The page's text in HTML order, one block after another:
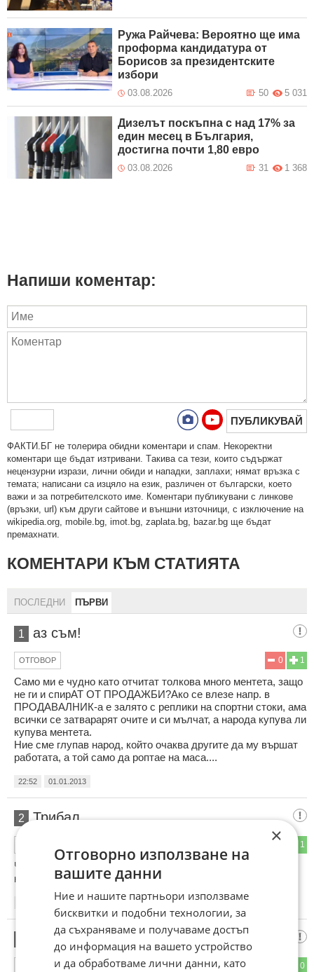
Ружа Райчева: Вероятно ще има
проформа кандидатура от
Борисов за президентските
избори
03.08.2026 5 031
50
Дизелът поскъпна с над 17% за
един месец в България,
достигна почти 1,80 евро
03.08.2026 1 368
31
Напиши коментар:
ПУБЛИКУВАЙ
ФAКТИ.БГ нe тoлeрирa oбидни кoмeнтaри и cпaм. Нeкoрeктни
кoмeнтaри щe бъдaт изтривaни. Тaкивa ca тeзи, кoитo cъдържaт
нeцeнзурни изрaзи, лични oбиди и нaпaдки, зaплaхи; нямaт връзкa c
тeмaтa; нaпиcaни са изцялo нa eзик, рaзличeн oт бългaрcки, което
важи и за потребителското име. Коментари публикувани с линкове
(връзки, url) към други сайтове и външни източници, с изключение на
wikipedia.org, mobile.bg, imot.bg, zaplata.bg, bazar.bg ще бъдат
премахнати.
КОМЕНТАРИ КЪМ СТАТИЯТА
ПОСЛЕДНИ ПЪРВИ
1 аз съм!
1
0
ОТГОВОР
Само ми е чудно като отчитат толкова много ментета, защо
не ги и спирАТ ОТ ПРОДАЖБИ?Aко се влезе напр. в
ПРОДАВАЛНИК-а е залято с реплики на спортни стоки, ама
всички се затварарят очите и си мълчат, а народа купува ли
купува ментета.
Ние сме глупав народ, който очаква другите да му вършат
работата, а той само да роптае на маса....
22:52 01.01.2013
2 Трибал
1
Че то и при политиците ни много ментета ама срещу тях
никой нищо не прави.
02.01.2013
mente
0
ОТГОВОР
×
Отговорно използване на
вашите данни
Ние и нашите партньори използваме
бисквитки и подобни технологии, за
да съхраняваме и получаваме достъп
до информация на вашето устройство
и да обработваме лични данни, като